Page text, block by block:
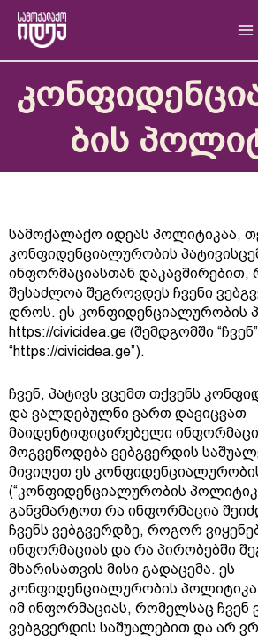
content
ბის
სამოქალაქო იდეას პოლიტიკაა,
კონფიდენციალურობის
ინფორმაციასთან
შესაძლოა შეგროვდეს ჩვენი
დროს. ეს კონფიდენციალურობის
https://civicidea.ge (შემდგომში
“https://civicidea.ge”).
ჩვენ, პატივს ვცემთ თქვენს
და ვალდებულნი ვართ დავიცვათ
მაიდენტიფიცირებელი
მოგვეწოდება ვებგვერდის
მივიღეთ ეს
(“კონფიდენციალურობის
განვმარტოთ რა ინფორმაცია
ჩვენს ვებგვერდზე, როგორ
ინფორმაციას და რა პირობებში
მხარისათვის მისი გადაცემა. ეს
კონფიდენციალურობის
იმ ინფორმაციას, რომელსაც ჩვენ
ვებგვერდის საშუალებით და არ